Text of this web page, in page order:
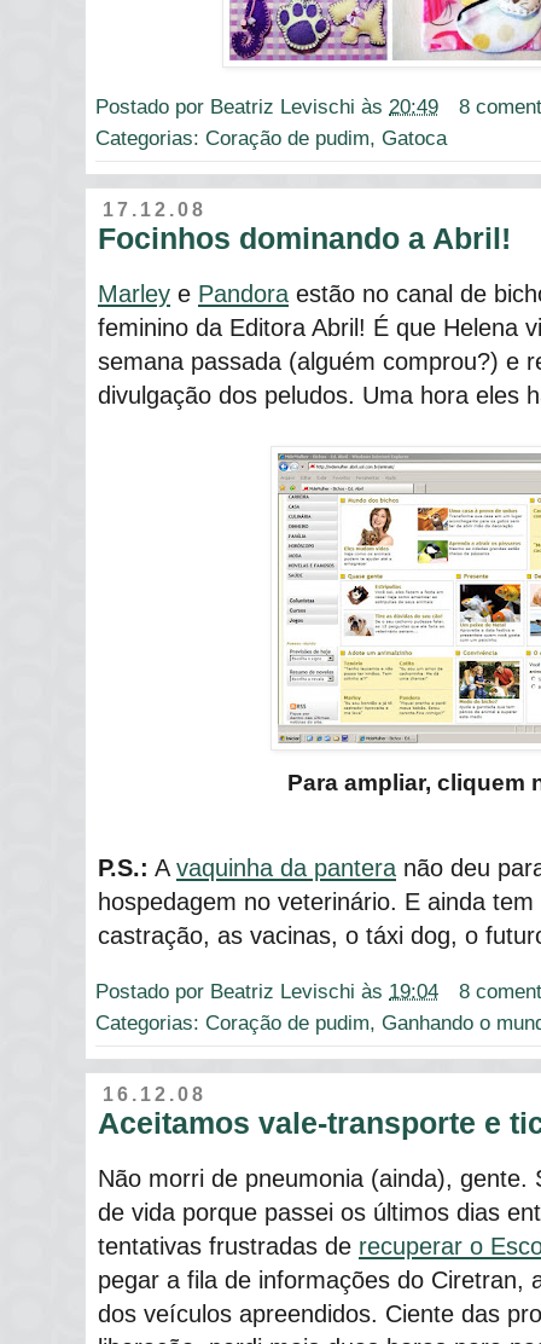
Postado por Beatriz Levischi às 20:49
8
Categorias: Coração de pudim, Gatoca
17.12.08
Focinhos dominando a Abril!
Marley e Pandora estão no canal de
feminino da Editora Abril! É que Helena
semana passada (alguém comprou?) e
divulgação dos peludos. Uma hora eles
Para ampliar, cliquem
P.S.: A vaquinha da pantera não deu
hospedagem no veterinário. E ainda
castração, as vacinas, o táxi dog, o
Postado por Beatriz Levischi às 19:04
8
Categorias: Coração de pudim, Ganhando o
16.12.08
Aceitamos vale-transporte e
Não morri de pneumonia (ainda), gente.
de vida porque passei os últimos dias
tentativas frustradas de recuperar o
pegar a fila de informações do Ciretran,
dos veículos apreendidos. Ciente das